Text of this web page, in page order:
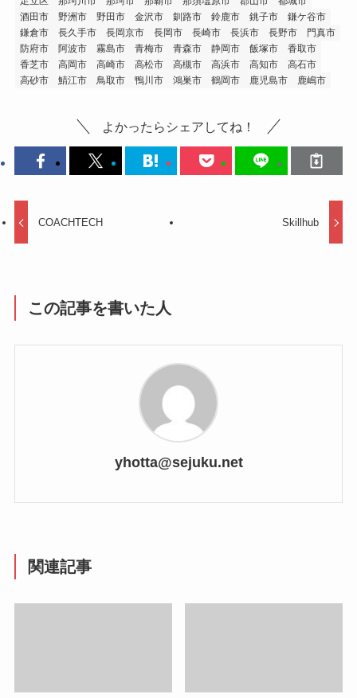
酒田市
野洲市 野田市 金沢市 釧路市 鈴鹿市 銚子市
鎌ケ谷市
鎌倉市
長久手市 長岡京市 長岡市 長崎市 長浜市 長野市
門真市
防府市
阿波市 霧島市 青梅市 青森市 静岡市 飯塚市
香取市
香芝市
高岡市 高崎市 高松市 高槻市 高浜市 高知市
高石市
高砂市
鯖江市 鳥取市 鴨川市 鴻巣市 鶴岡市 鹿児島市 鹿嶋市
よかったらシェアしてね！
COACHTECH Skillhub
この記事を書いた人
yhotta@sejuku.net
関連記事